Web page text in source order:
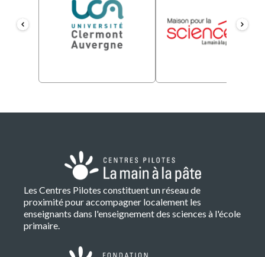
Les Centres Pilotes constituent un réseau de
proximité pour accompagner localement les
enseignants dans l'enseignement des sciences à l'école
primaire.